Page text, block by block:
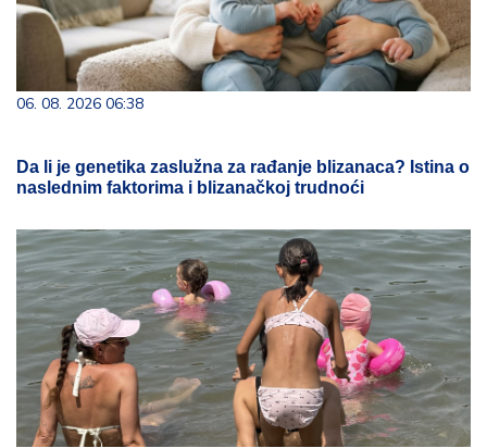
06. 08. 2026 06:38
Da li je genetika zaslužna za rađanje blizanaca? Istina o
naslednim faktorima i blizanačkoj trudnoći